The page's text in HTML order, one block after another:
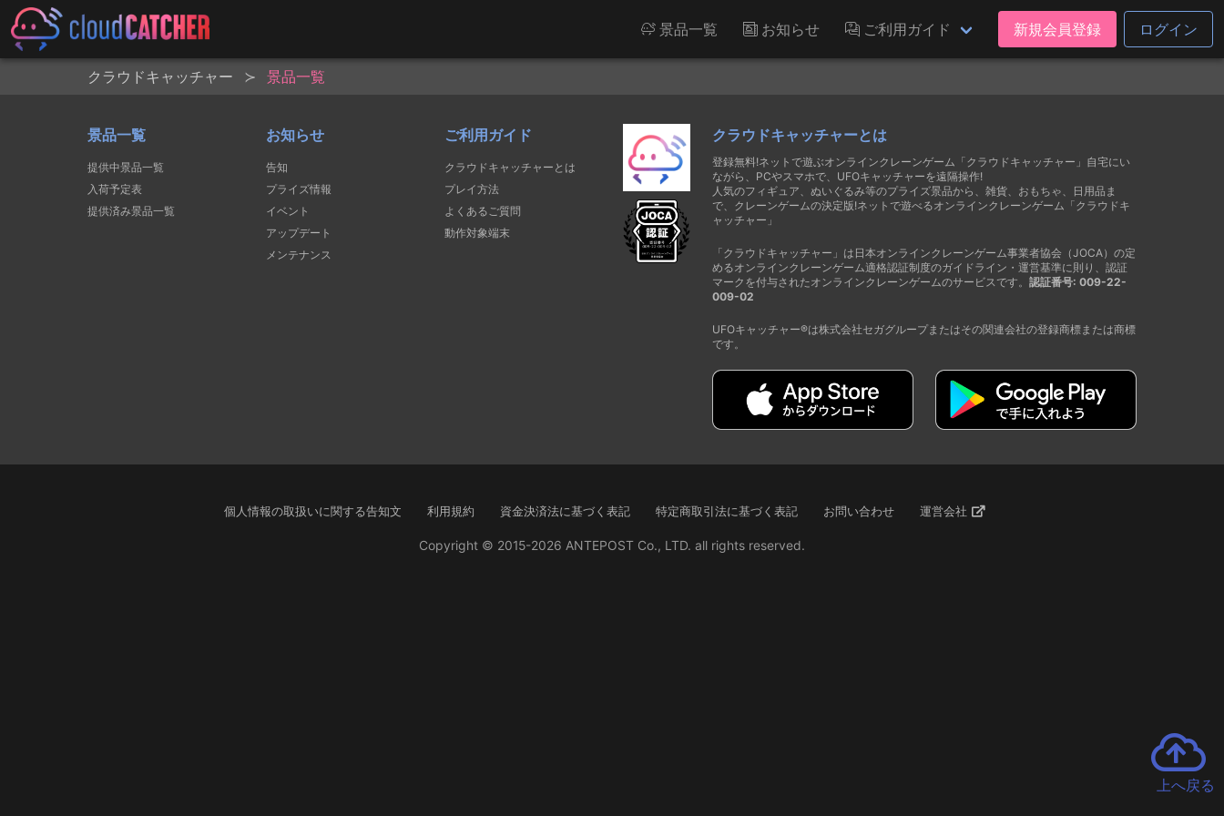
景品一覧 お知らせ ご利用ガイド 新規会員登録 ログイン
クラウドキャッチャー 景品一覧
景品一覧
提供中景品一覧
入荷予定表
提供済み景品一覧
お知らせ
告知
プライズ情報
イベント
アップデート
メンテナンス
ご利用ガイド
クラウドキャッチャーとは
プレイ方法
よくあるご質問
動作対象端末
クラウドキャッチャーとは
登録無料!ネットで遊ぶオンラインクレーンゲーム「クラウドキャッチャー」自宅にい
ながら、PCやスマホで、UFOキャッチャーを遠隔操作!
人気のフィギュア、ぬいぐるみ等のプライズ景品から、雑貨、おもちゃ、日用品ま
で、クレーンゲームの決定版!ネットで遊べるオンラインクレーンゲーム「クラウドキ
ャッチャー」
「クラウドキャッチャー」は日本オンラインクレーンゲーム事業者協会（JOCA）の定
めるオンラインクレーンゲーム適格認証制度のガイドライン・運営基準に則り、認証
マークを付与されたオンラインクレーンゲームのサービスです。 認証番号: 009-22-
009-02
UFOキャッチャー®は株式会社セガグループまたはその関連会社の登録商標または商標
です。
上へ戻る
個人情報の取扱いに関する告知文 利用規約 資金決済法に基づく表記 特定商取引法に基づく表記 お問い合わせ 運営会社
Copyright © 2015-2026 ANTEPOST Co., LTD. all rights reserved.